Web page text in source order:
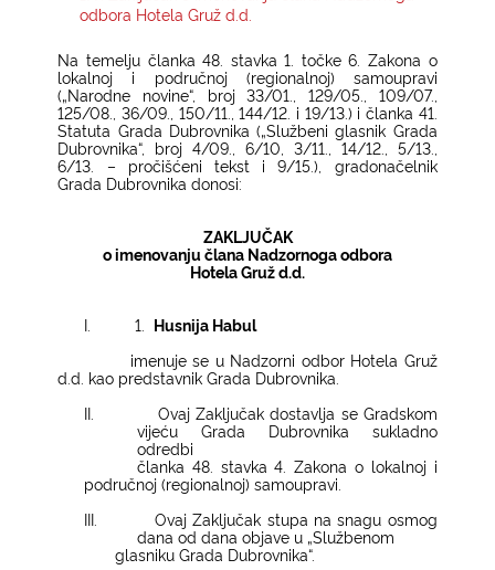
KONTAKTI
odbora Hotela Gruž d.d.
Na temelju članka 48. stavka 1. točke 6. Zakona o
lokalnoj i područnoj (regionalnoj) samoupravi
(„Narodne novine“, broj 33/01., 129/05., 109/07.,
125/08., 36/09., 150/11., 144/12. i 19/13.) i članka 41.
Statuta Grada Dubrovnika („Službeni glasnik Grada
Dubrovnika“, broj 4/09., 6/10, 3/11., 14/12., 5/13.,
6/13. – pročišćeni tekst i 9/15.), gradonačelnik
Grada Dubrovnika donosi:
ZAKLJUČAK
o imenovanju člana Nadzornoga odbora
Hotela Gruž d.d.
I. 1.
Husnija Habul
imenuje se u Nadzorni odbor Hotela Gruž
d.d. kao predstavnik Grada Dubrovnika.
II.
Ovaj Zaključak dostavlja se Gradskom
vijeću Grada Dubrovnika sukladno
odredbi
članka 48. stavka 4. Zakona o lokalnoj i
područnoj (regionalnoj) samoupravi.
III.
Ovaj Zaključak stupa na snagu osmog
dana od dana objave u „Službenom
glasniku Grada Dubrovnika“.